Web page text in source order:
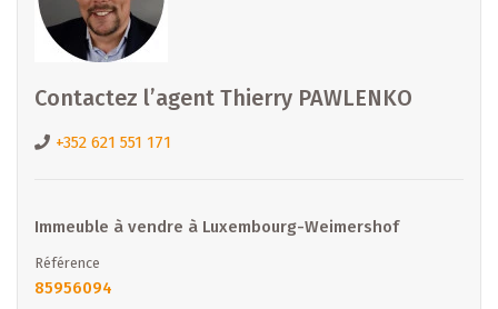
Contactez l’agent Thierry PAWLENKO
+352 621 551 171
Immeuble à vendre à Luxembourg-Weimershof
Référence
85956094